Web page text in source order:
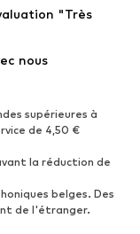
basses
"Très
nous
supérieures à
de 4,50 €
la réduction de
belges. Des
de l'étranger.